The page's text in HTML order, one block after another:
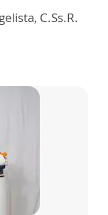
C.Ss.R.